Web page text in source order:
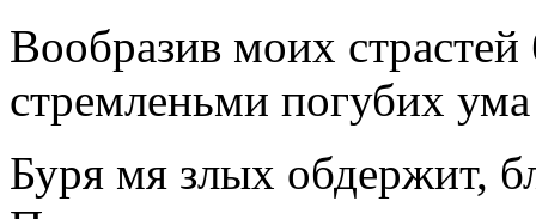
Вообразив моих
стремленьми погубих ума
Буря мя злых обдержит,